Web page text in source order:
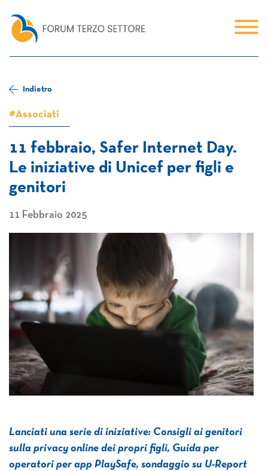
Indietro
#Associati
11 febbraio, Safer Internet Day.
Le iniziative di Unicef per figli e
genitori
11 Febbraio 2025
Lanciati una serie di iniziative: Consigli ai genitori
sulla privacy online dei propri figli, Guida per
operatori per app PlaySafe, sondaggio su U-Report